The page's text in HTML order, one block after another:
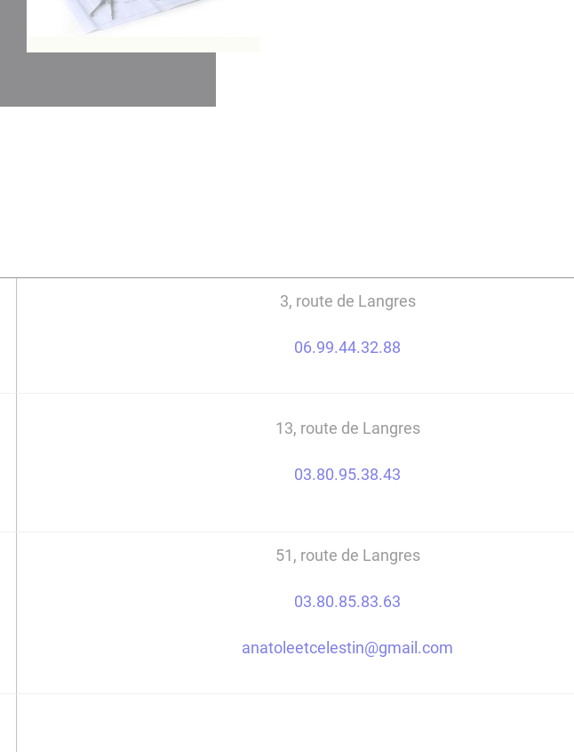
3, route de Langres
06.99.44.32.88
13, route de Langres
03.80.95.38.43
51, route de Langres
03.80.85.83.63
anatoleetcelestin@gmail.com